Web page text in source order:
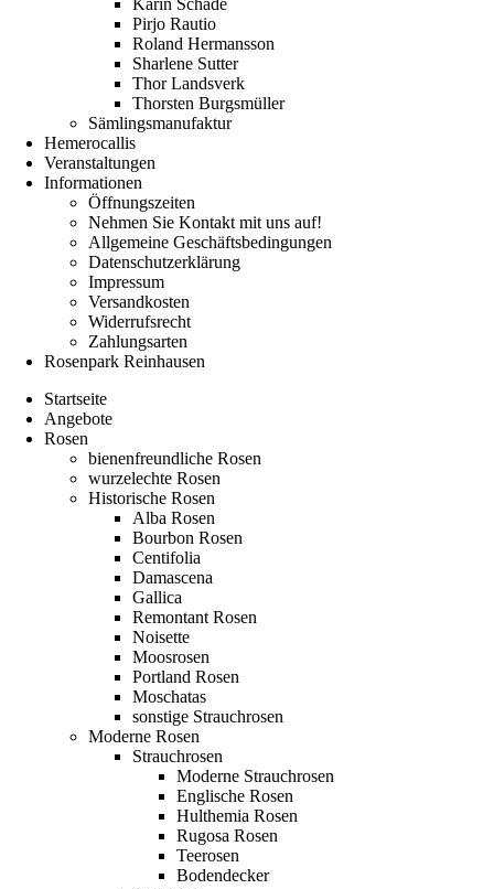
Karin Schade
Pirjo Rautio
Roland Hermansson
Sharlene Sutter
Thor Landsverk
Thorsten Burgsmüller
Sämlingsmanufaktur
Hemerocallis
Veranstaltungen
Informationen
Öffnungszeiten
Nehmen Sie Kontakt mit uns auf!
Allgemeine Geschäftsbedingungen
Datenschutzerklärung
Impressum
Versandkosten
Widerrufsrecht
Zahlungsarten
Rosenpark Reinhausen
Startseite
Angebote
Rosen
bienenfreundliche Rosen
wurzelechte Rosen
Historische Rosen
Alba Rosen
Bourbon Rosen
Centifolia
Damascena
Gallica
Remontant Rosen
Noisette
Moosrosen
Portland Rosen
Moschatas
sonstige Strauchrosen
Moderne Rosen
Strauchrosen
Moderne Strauchrosen
Englische Rosen
Hulthemia Rosen
Rugosa Rosen
Teerosen
Bodendecker